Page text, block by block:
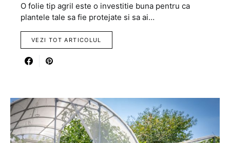
O folie tip agril este o investitie buna pentru ca
plantele tale sa fie protejate si sa ai…
VEZI TOT ARTICOLUL